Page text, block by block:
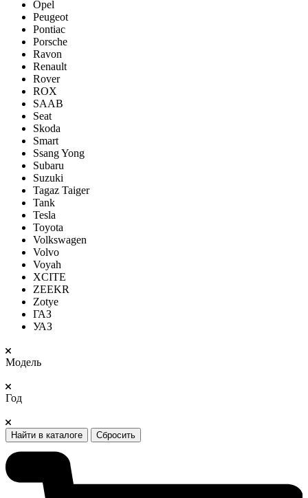
Opel
Peugeot
Pontiac
Porsсhe
Ravon
Renault
Rover
ROX
SAAB
Seat
Skoda
Smart
Ssang Yong
Subaru
Suzuki
Tagaz Taiger
Tank
Tesla
Toyota
Volkswagen
Volvo
Voyah
XCITE
ZEEKR
Zotye
ГАЗ
УАЗ
Модель
Год
Найти в каталоге Сбросить